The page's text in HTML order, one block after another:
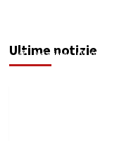
Ultime notizie
Redazione 07/08/2026